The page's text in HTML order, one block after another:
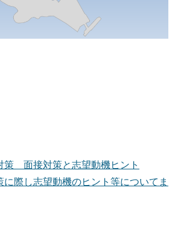
面接対策と志望動機ヒント
際し志望動機のヒント等についてま